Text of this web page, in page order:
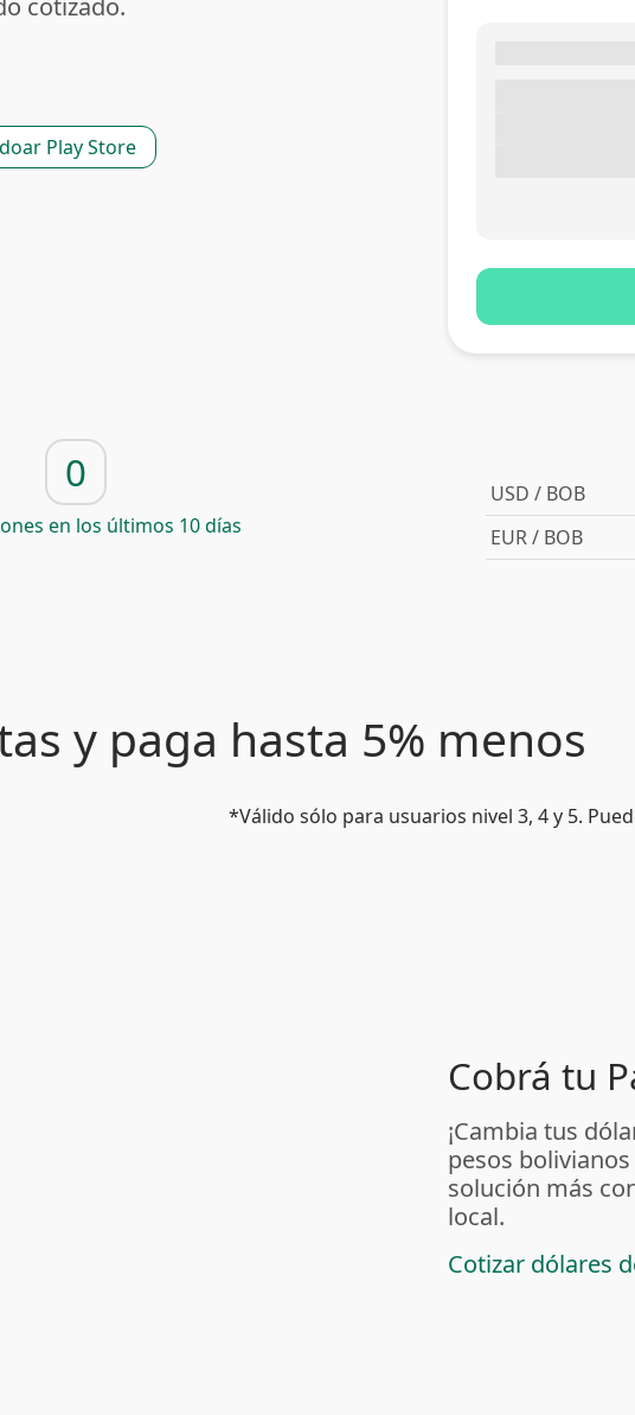
cotizado.
Play Store
0
en los últimos 10 días
USD / BOB
EUR / BOB
y paga hasta 5% menos
*Válido sólo para usuarios nivel 3, 4 y 5.
Cobrá tu
¡Cambia tus
pesos
solución más
local.
Cotizar dólares